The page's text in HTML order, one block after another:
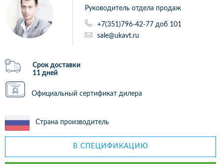
Руководитель отдела продаж
+7(351)796-42-77 доб 101
sale@ukavt.ru
Срок доставки
11 дней
Официальный сертификат дилера
Страна производитель
В СПЕЦИФИКАЦИЮ